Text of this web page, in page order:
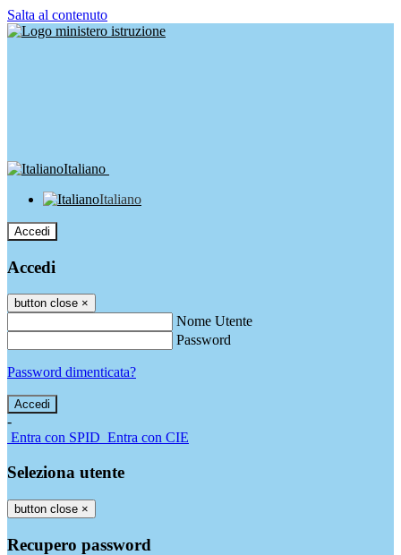
Salta al contenuto
Italiano
Italiano
Accedi
Accedi
button close ×
Nome Utente
Password
Password dimenticata?
-
Entra con SPID Entra con CIE
Seleziona utente
button close ×
Recupero password